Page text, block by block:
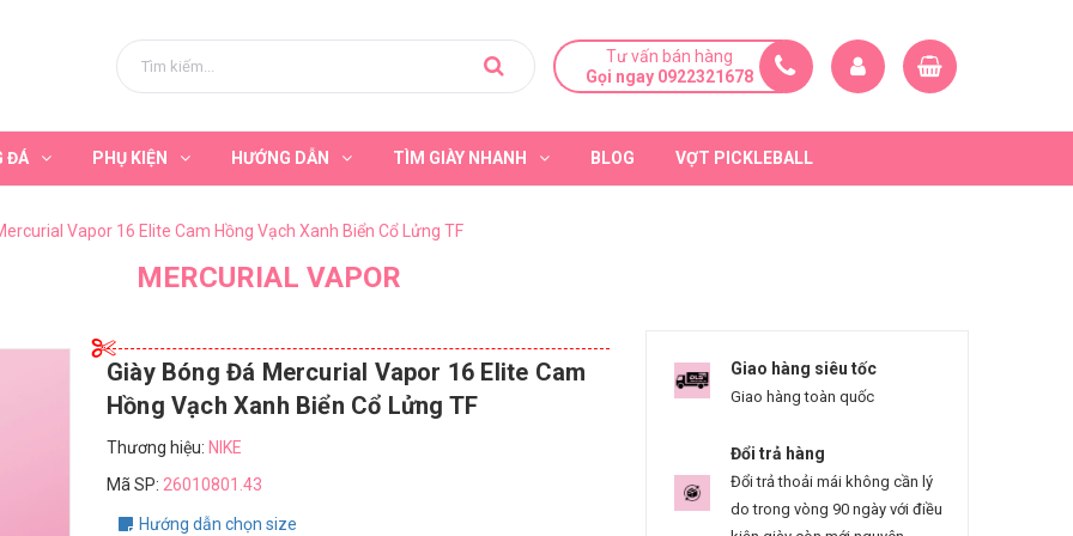
Tư vấn bán hàng
Gọi ngay 0922321678
ĐÁ PHỤ KIỆN HƯỚNG DẪN TÌM GIÀY NHANH BLOG VỢT PICKLEBALL
Vapor 16 Elite Cam Hồng Vạch Xanh Biển Cổ Lửng TF
MERCURIAL VAPOR
Giày Bóng Đá Mercurial Vapor 16 Elite Cam
Hồng Vạch Xanh Biển Cổ Lửng TF
Thương hiệu: NIKE
Mã SP: 26010801.43
Hướng dẫn chọn size
Giao hàng siêu tốc
Giao hàng toàn quốc
Đổi trả hàng
Đổi trả thoải mái không cần lý
do trong vòng 90 ngày với điều